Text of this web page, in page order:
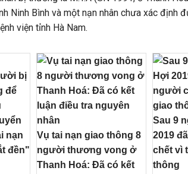
Ninh Bình và một nạn nhân chưa xác định
viện tỉnh Hà Nam.
nạn
đền"
Vụ tai nạn giao thông 8
người thương vong ở
Thanh Hoá: Đã có kết
Sau 9
2019
chết vì
thông